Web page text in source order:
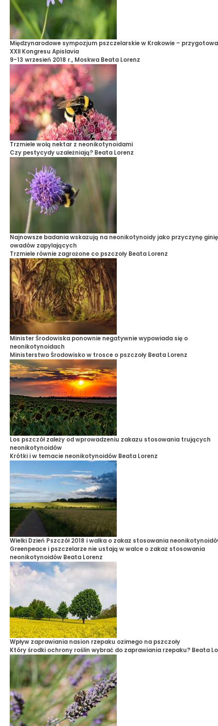
Międzynarodowe sympozjum pszczelarskie w Krakowie –
XXII Kongresu Apislavia
9-13 wrzesień 2018 r., Moskwa Beata Lorenz
Trzmiele wolą nektar z neonikotynoidami
Czy pestycydy uzależniają? Beata Lorenz
Najnowsze badania wskazują na neonikotynoidy jako przyczynę
owadów zapylających
Trzmiele równie zagrożone co pszczoły Beata Lorenz
Minister Środowiska ponownie negatywnie wypowiada się o
neonikotynoidach
Ministerstwo Środowisko w trosce o pszczoły Beata Lorenz
Los pszczół zależy od wprowadzeniu zakazu stosowania trujących
neonikotynoidów
Krótki i w temacie neonikotynoidów Beata Lorenz
Wielki Dzień Pszczół 2018 i walka o zakaz stosowania
Greenpeace i pszczelarze nie ustają w walce o zakaz stosowania
neonikotynoidów Beata Lorenz
Wpływ zaprawiania nasion rzepaku ozimego na pszczoły
Który środki ochrony roślin wybrać do zaprawiania rzepaku? Beata